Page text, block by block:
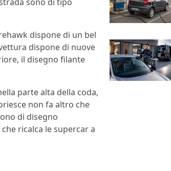
dispone di un bel
dispone di nuove
il disegno filante
parte alta della coda,
non fa altro che
di disegno
ricalca le supercar a